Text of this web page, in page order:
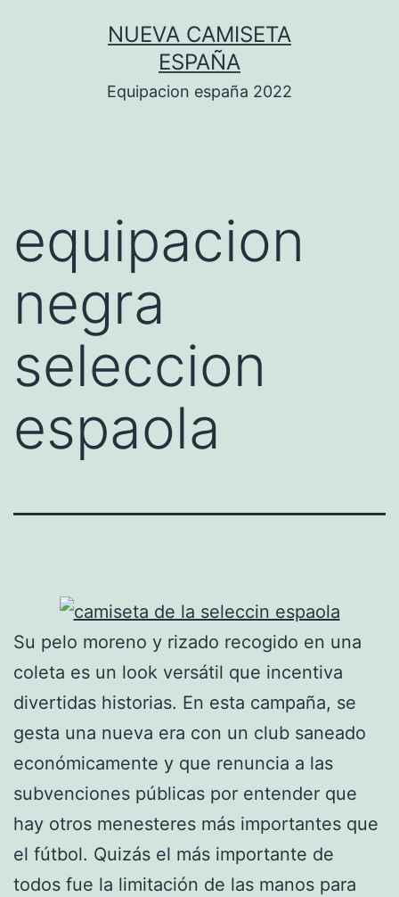
NUEVA CAMISETA
ESPAÑA
Equipacion españa 2022
equipacion
negra
seleccion
espaola
Su pelo moreno y rizado recogido en una
coleta es un look versátil que incentiva
divertidas historias. En esta campaña, se
gesta una nueva era con un club saneado
económicamente y que renuncia a las
subvenciones públicas por entender que
hay otros menesteres más importantes que
el fútbol. Quizás el más importante de
todos fue la limitación de las manos para